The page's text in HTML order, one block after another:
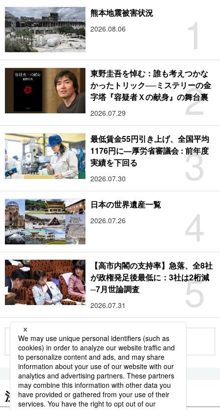
1
熊本地震被害状況
2026.08.06
2
東野圭吾を悼む：誰も考えつかな
かったトリック──ミステリーの金
字塔『容疑者Ｘの献身』の舞台裏
2026.07.29
3
最低賃金55円引き上げ、全国平均
1176円に―厚労省審議会 : 前年度
実績を下回る
2026.07.30
4
日本の世界遺産一覧
2026.07.26
5
【高市内閣の支持率】急落、全8社
が政権発足後最低に：3社は2桁減
─7月世論調査
2026.07.31
もっと見る
注目のキーワード